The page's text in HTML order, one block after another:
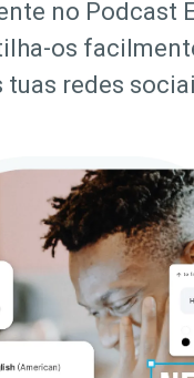
no Podcast
os
tuas redes